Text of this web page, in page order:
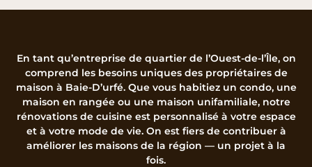
En tant qu’entreprise de quartier de l’Ouest-de-l’Île, on
comprend les besoins uniques des propriétaires de
maison à Baie-D’urfé. Que vous habitiez un condo, une
maison en rangée ou une maison unifamiliale, notre
rénovations de cuisine est personnalisé à votre espace
et à votre mode de vie. On est fiers de contribuer à
améliorer les maisons de la région — un projet à la
fois.